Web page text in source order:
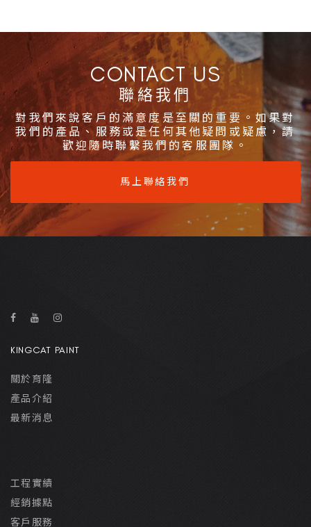
CONTACT US
聯絡我們
對我們來說客戶的滿意度是至關的重要。如果對
我們的產品、服務或是任何其他疑問或疑慮，請
歡迎隨時聯繫我們的客服團隊。
馬上聯絡我們
KINGCAT PAINT
關於育隆
產品介紹
最新消息
工程實績
經銷據點
客戶服務